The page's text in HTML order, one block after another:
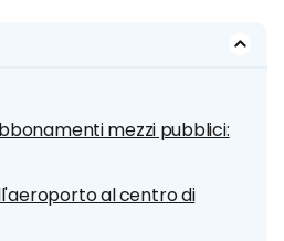
mezzi pubblici:
al centro di